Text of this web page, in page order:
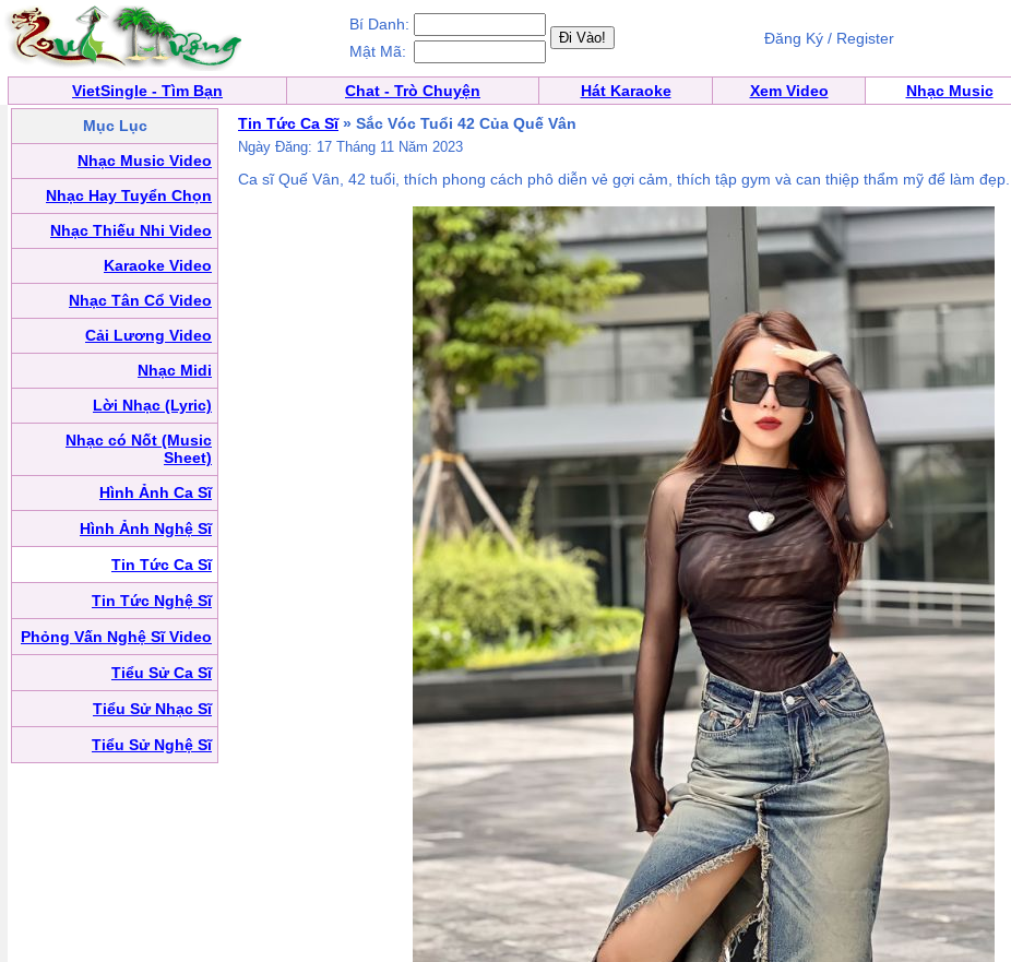
Bí Danh:
Mật Mã:
Đăng Ký / Register
VietSingle - Tìm Bạn Chat - Trò Chuyện Hát Karaoke Xem Video Nhạc Music
Mục Lục
Nhạc Music Video
Nhạc Hay Tuyển Chọn
Nhạc Thiếu Nhi Video
Karaoke Video
Nhạc Tân Cổ Video
Cải Lương Video
Nhạc Midi
Lời Nhạc (Lyric)
Nhạc có Nốt (Music
Sheet)
Hình Ảnh Ca Sĩ
Hình Ảnh Nghệ Sĩ
Tin Tức Ca Sĩ
Tin Tức Nghệ Sĩ
Phỏng Vấn Nghệ Sĩ Video
Tiểu Sử Ca Sĩ
Tiểu Sử Nhạc Sĩ
Tiểu Sử Nghệ Sĩ
Tin Tức Ca Sĩ» Sắc Vóc Tuổi 42 Của Quế Vân
Ngày Đăng: 17 Tháng 11 Năm 2023
Ca sĩ Quế Vân, 42 tuổi, thích phong cách phô diễn vẻ gợi cảm, thích tập gym và can thiệp thẩm mỹ để làm đẹp.